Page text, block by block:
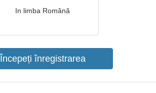
In limba Română
Începeți înregistrarea